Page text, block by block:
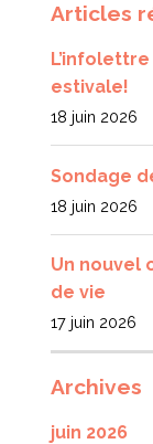
Articles
L’infolettre
estivale!
18 juin 2026
Sondage
18 juin 2026
Un nouvel
de vie
17 juin 2026
Archives
juin 2026